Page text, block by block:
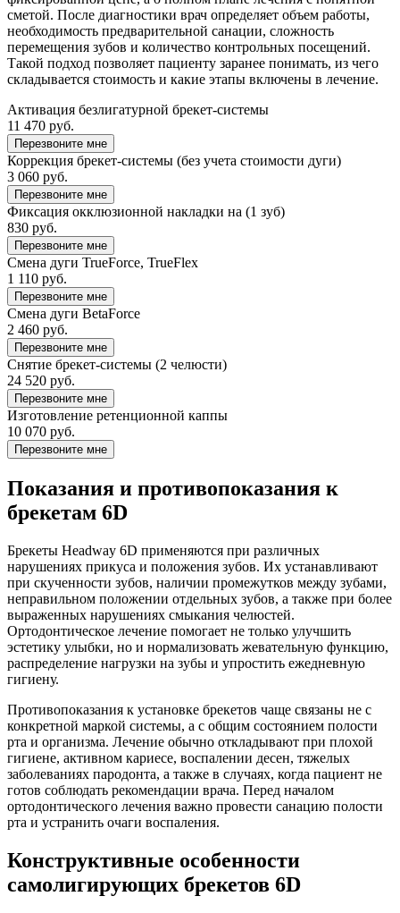
сметой. После диагностики врач определяет объем работы,
необходимость предварительной санации, сложность
перемещения зубов и количество контрольных посещений.
Такой подход позволяет пациенту заранее понимать, из чего
складывается стоимость и какие этапы включены в лечение.
Активация безлигатурной брекет-системы
11 470 руб.
Перезвоните мне
Коррекция брекет-системы (без учета стоимости дуги)
3 060 руб.
Перезвоните мне
Фиксация окклюзионной накладки на (1 зуб)
830 руб.
Перезвоните мне
Смена дуги TrueForce, TrueFlex
1 110 руб.
Перезвоните мне
Смена дуги BetaForce
2 460 руб.
Перезвоните мне
Снятие брекет-системы (2 челюсти)
24 520 руб.
Перезвоните мне
Изготовление ретенционной каппы
10 070 руб.
Перезвоните мне
Показания и противопоказания к
брекетам 6D
Брекеты Headway 6D применяются при различных
нарушениях прикуса и положения зубов. Их устанавливают
при скученности зубов, наличии промежутков между зубами,
неправильном положении отдельных зубов, а также при более
выраженных нарушениях смыкания челюстей.
Ортодонтическое лечение помогает не только улучшить
эстетику улыбки, но и нормализовать жевательную функцию,
распределение нагрузки на зубы и упростить ежедневную
гигиену.
Противопоказания к установке брекетов чаще связаны не с
конкретной маркой системы, а с общим состоянием полости
рта и организма. Лечение обычно откладывают при плохой
гигиене, активном кариесе, воспалении десен, тяжелых
заболеваниях пародонта, а также в случаях, когда пациент не
готов соблюдать рекомендации врача. Перед началом
ортодонтического лечения важно провести санацию полости
рта и устранить очаги воспаления.
Конструктивные особенности
самолигирующих брекетов 6D